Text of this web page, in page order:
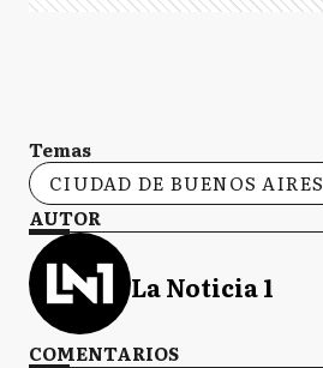
Temas
CIUDAD DE BUENOS AIRES
AUTOR
La Noticia 1
COMENTARIOS